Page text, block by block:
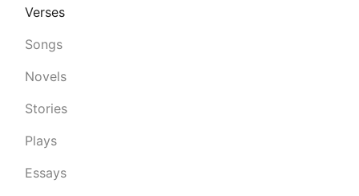
Verses
Songs
Novels
Stories
Plays
Essays